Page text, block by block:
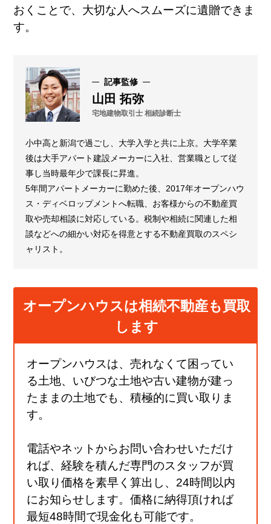
おくことで、大切な人へスムーズに遺贈できま
す。
記事監修
山田 拓弥
宅地建物取引士 相続診断士
小中高と新潟で過ごし、大学入学と共に上京。大学卒業
後は大手アパート建設メーカーに入社、営業職として従
事し当時最年少で課長に昇進。
5年間アパートメーカーに勤めた後、2017年オープンハウ
ス・ディベロップメントへ転職、お客様からの不動産買
取や売却相談に対応している。税制や相続に関連した相
談などへの細かい対応を得意とする不動産買取のスペシ
ャリスト。
オープンハウスは相続不動産も買取
します
オープンハウスは、売れなくて困ってい
る土地、いびつな土地や古い建物が建っ
たままの土地でも、積極的に買い取りま
す。
電話やネットからお問い合わせいただけ
れば、経験を積んだ専門のスタッフが買
い取り価格を素早く算出し、24時間以内
にお知らせします。価格に納得頂ければ
最短48時間で現金化も可能です。